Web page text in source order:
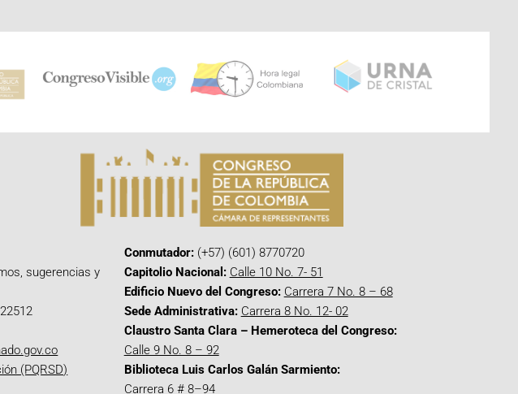
sugerencias y
(PQRSD)
Conmutador:(+57) (601) 8770720
Capitolio Nacional: Calle 10 No. 7- 51
Edificio Nuevo del Congreso: Carrera 7 No. 8 – 68
Sede Administrativa: Carrera 8 No. 12- 02
Claustro Santa Clara – Hemeroteca del Congreso:
Calle 9 No. 8 – 92
Biblioteca Luis Carlos Galán Sarmiento:
Carrera 6 # 8–94